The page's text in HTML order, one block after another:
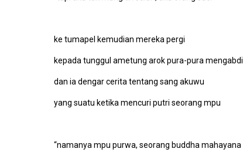
ke tumapel kemudian mereka pergi
kepada tunggul ametung arok pura-pura mengabdi
dan ia dengar cerita tentang sang akuwu
yang suatu ketika mencuri putri seorang mpu
“namanya mpu purwa, seorang buddha mahayana